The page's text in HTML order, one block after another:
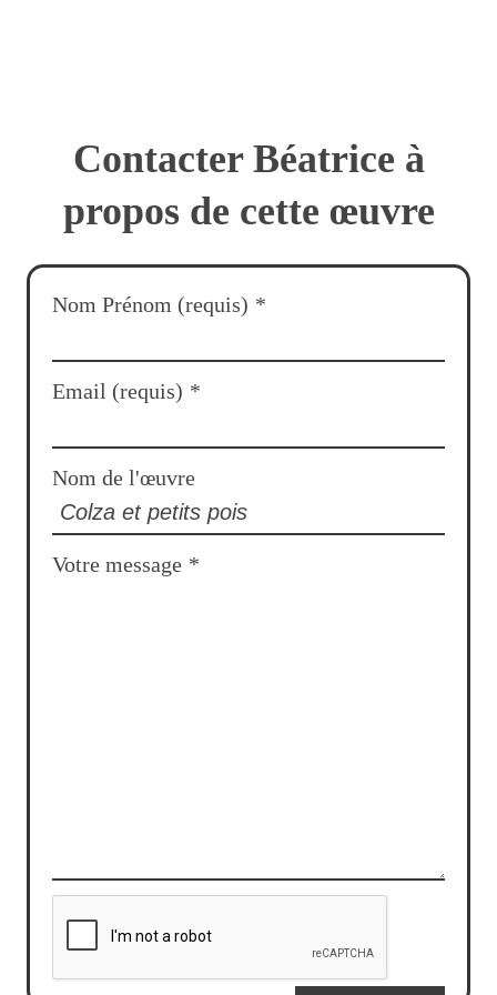
Contacter Béatrice à
propos de cette œuvre
Nom Prénom (requis) *
Email (requis) *
Nom de l'œuvre
Votre message *